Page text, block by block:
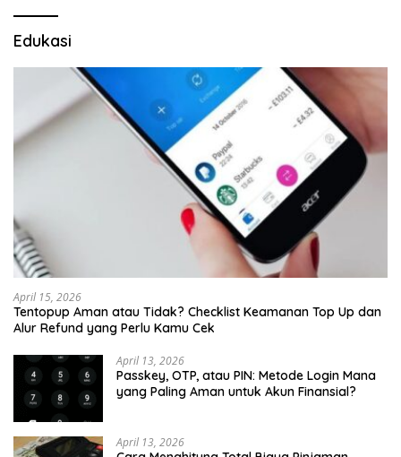
Edukasi
April 15, 2026
Tentopup Aman atau Tidak? Checklist Keamanan Top Up dan
Alur Refund yang Perlu Kamu Cek
April 13, 2026
Passkey, OTP, atau PIN: Metode Login Mana
yang Paling Aman untuk Akun Finansial?
April 13, 2026